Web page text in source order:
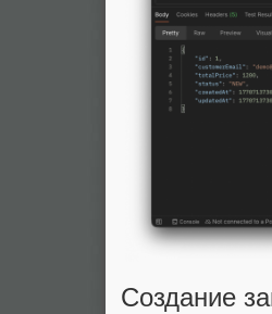
Создание